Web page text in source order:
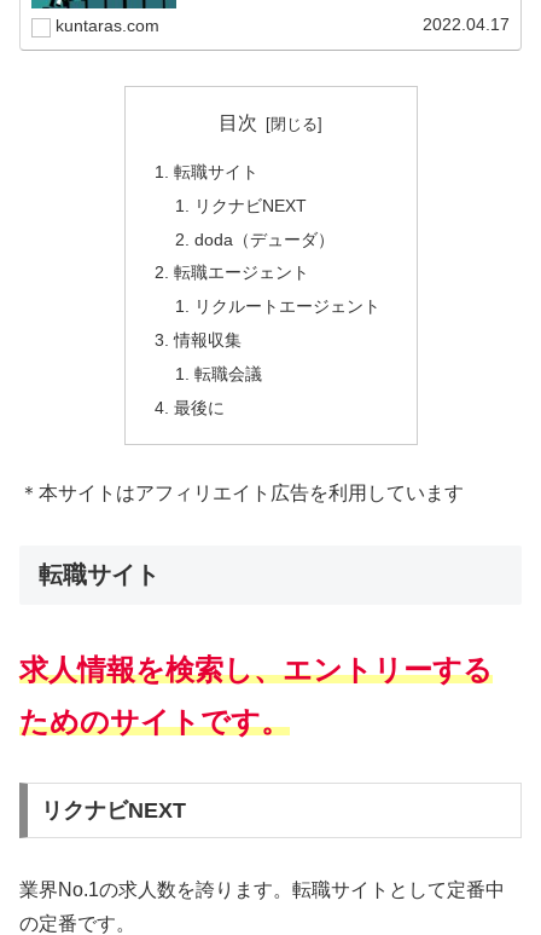
kuntaras.com 2022.04.17
目次
転職サイト
リクナビNEXT
doda（デューダ）
転職エージェント
リクルートエージェント
情報収集
転職会議
最後に
＊本サイトはアフィリエイト広告を利用しています
転職サイト
求人情報を検索し、エントリーする
ためのサイトです。
リクナビNEXT
業界No.1の求人数を誇ります。転職サイトとして定番中
の定番です。